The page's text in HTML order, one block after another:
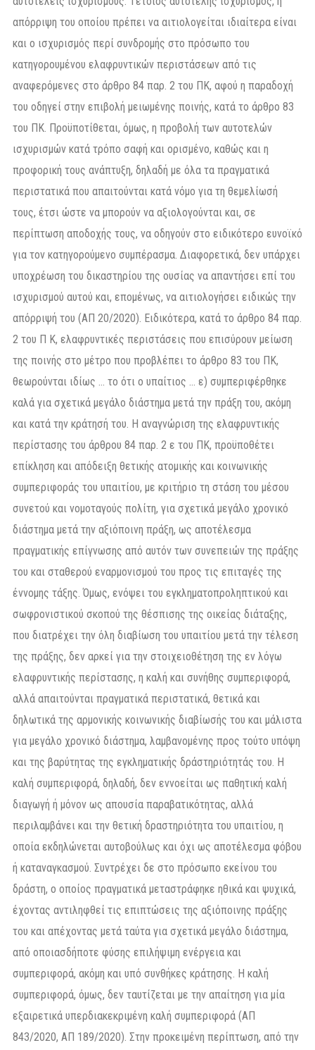
απόρριψη του οποίου πρέπει να αιτιολογείται ιδιαίτερα είναι
και ο ισχυρισμός περί συνδρομής στο πρόσωπο του
κατηγορουμένου ελαφρυντικών περιστάσεων από τις
αναφερόμενες στο άρθρο 84 παρ. 2 του ΠΚ, αφού η παραδοχή
του οδηγεί στην επιβολή μειωμένης ποινής, κατά το άρθρο 83
του ΠΚ. Προϋποτίθεται, όμως, η προβολή των αυτοτελών
ισχυρισμών κατά τρόπο σαφή και ορισμένο, καθώς και η
προφορική τους ανάπτυξη, δηλαδή με όλα τα πραγματικά
περιστατικά που απαιτούνται κατά νόμο για τη θεμελίωσή
τους, έτσι ώστε να μπορούν να αξιολογούνται και, σε
περίπτωση αποδοχής τους, να οδηγούν στο ειδικότερο ευνοϊκό
για τον κατηγορούμενο συμπέρασμα. Διαφορετικά, δεν υπάρχει
υποχρέωση του δικαστηρίου της ουσίας να απαντήσει επί του
ισχυρισμού αυτού και, επομένως, να αιτιολογήσει ειδικώς την
απόρριψή του (ΑΠ 20/2020). Ειδικότερα, κατά το άρθρο 84 παρ.
2 του Π Κ, ελαφρυντικές περιστάσεις που επισύρουν μείωση
της ποινής στο μέτρο που προβλέπει το άρθρο 83 του ΠΚ,
θεωρούνται ιδίως … το ότι ο υπαίτιος … ε) συμπεριφέρθηκε
καλά για σχετικά μεγάλο διάστημα μετά την πράξη του, ακόμη
και κατά την κράτησή του. Η αναγνώριση της ελαφρυντικής
περίστασης του άρθρου 84 παρ. 2 ε του ΠΚ, προϋποθέτει
επίκληση και απόδειξη θετικής ατομικής και κοινωνικής
συμπεριφοράς του υπαιτίου, με κριτήριο τη στάση του μέσου
συνετού και νομοταγούς πολίτη, για σχετικά μεγάλο χρονικό
διάστημα μετά την αξιόποινη πράξη, ως αποτέλεσμα
πραγματικής επίγνωσης από αυτόν των συνεπειών της πράξης
του και σταθερού εναρμονισμού του προς τις επιταγές της
έννομης τάξης. Όμως, ενόψει του εγκληματοπροληπτικού και
σωφρονιστικού σκοπού της θέσπισης της οικείας διάταξης,
που διατρέχει την όλη διαβίωση του υπαιτίου μετά την τέλεση
της πράξης, δεν αρκεί για την στοιχειοθέτηση της εν λόγω
ελαφρυντικής περίστασης, η καλή και συνήθης συμπεριφορά,
αλλά απαιτούνται πραγματικά περιστατικά, θετικά και
δηλωτικά της αρμονικής κοινωνικής διαβίωσής του και μάλιστα
για μεγάλο χρονικό διάστημα, λαμβανομένης προς τούτο υπόψη
και της βαρύτητας της εγκληματικής δράστηριότητάς του. Η
καλή συμπεριφορά, δηλαδή, δεν εννοείται ως παθητική καλή
διαγωγή ή μόνον ως απουσία παραβατικότητας, αλλά
περιλαμβάνει και την θετική δραστηριότητα του υπαιτίου, η
οποία εκδηλώνεται αυτοβούλως και όχι ως αποτέλεσμα φόβου
ή καταναγκασμού. Συντρέχει δε στο πρόσωπο εκείνου του
δράστη, ο οποίος πραγματικά μεταστράφηκε ηθικά και ψυχικά,
έχοντας αντιληφθεί τις επιπτώσεις της αξιόποινης πράξης
του και απέχοντας μετά ταύτα για σχετικά μεγάλο διάστημα,
από οποιασδήποτε φύσης επιλήψιμη ενέργεια και
συμπεριφορά, ακόμη και υπό συνθήκες κράτησης. Η καλή
συμπεριφορά, όμως, δεν ταυτίζεται με την απαίτηση για μία
εξαιρετικά υπερδιακεκριμένη καλή συμπεριφορά (ΑΠ
843/2020, ΑΠ 189/2020). Στην προκειμένη περίπτωση, από την